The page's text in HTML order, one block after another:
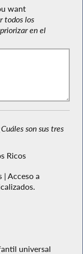
want
todos los
en el
son sus tres
Ricos
Acceso a
universal